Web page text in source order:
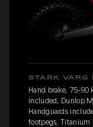
STARK VARG
Hand brake, 75-90
included, Dunlop
Handguards
footpegs, Titanium